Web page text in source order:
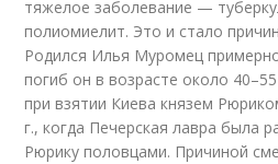
тяжелое заболевание —
полиомиелит. Это и стало
Родился Илья Муромец
погиб он в возрасте около
при взятии Киева князем
г., когда Печерская лавра была
Рюрику половцами. Причиной